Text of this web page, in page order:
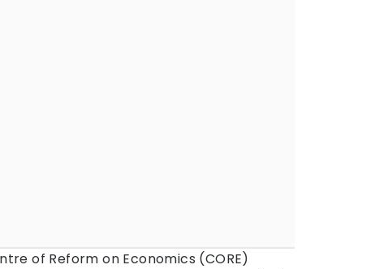
of Reform on Economics (CORE)